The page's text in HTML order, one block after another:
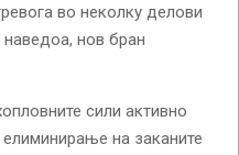
во неколку делови
нов бран
сили активно
на заканите